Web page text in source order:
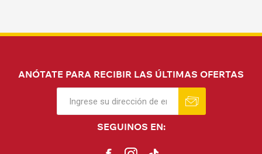
ANÓTATE PARA RECIBIR LAS ÚLTIMAS OFERTAS
SEGUINOS EN: